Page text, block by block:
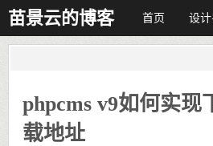
苗景云的博客 首页 设
phpcms v9如何实
载地址